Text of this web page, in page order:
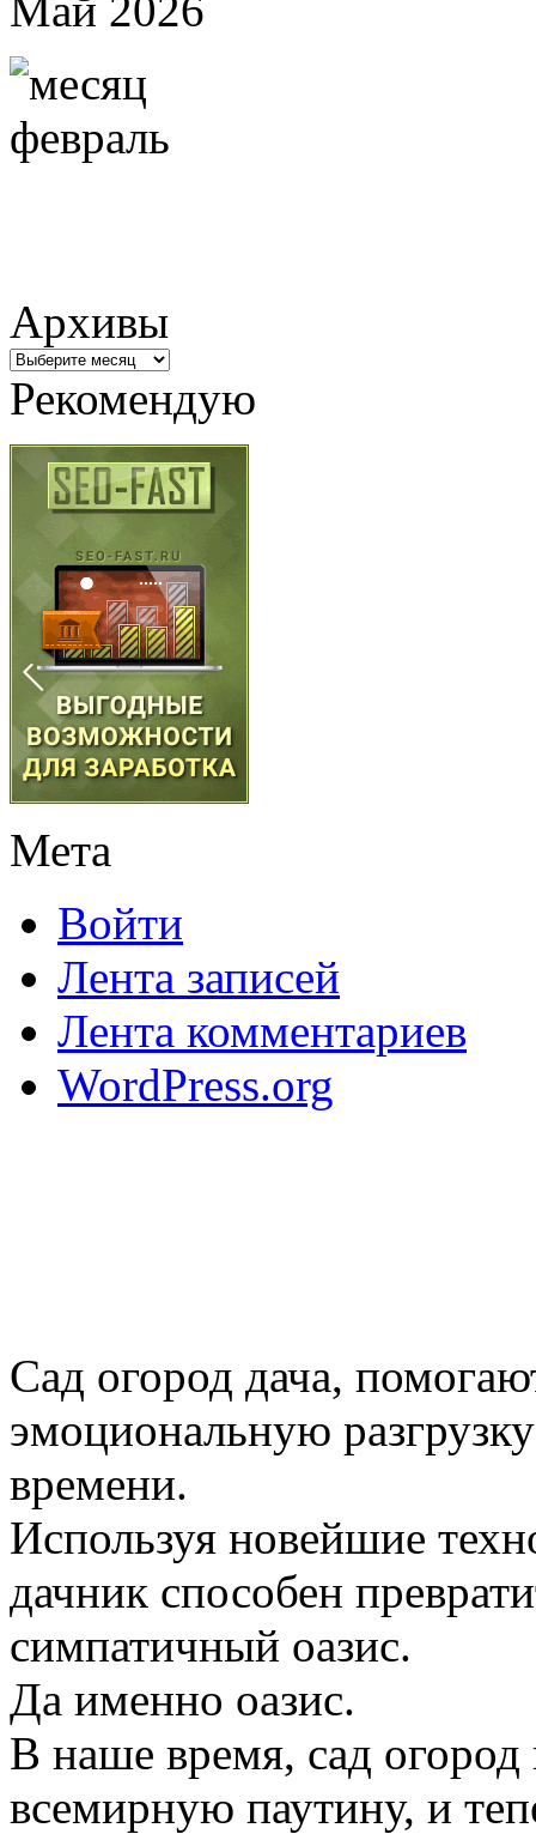
Архивы
Архивы
Рекомендую
Мета
Войти
Лента записей
Лента комментариев
WordPress.org
Сад огород дача,
эмоциональную
времени.
Используя новейшие
дачник способен
симпатичный оазис.
Да именно оазис.
В наше время, сад огород
всемирную паутину, и